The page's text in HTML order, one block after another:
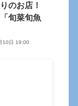
のお店！
旬菜旬魚
10日 19:00